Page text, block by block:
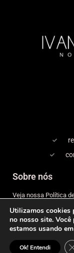
Sobre nós
Veja nossa Política
Copyright
Expediente
© 2026 IVAN
Utilizamos cookies
no nosso site.
estamos usando em
Ok! Entendi